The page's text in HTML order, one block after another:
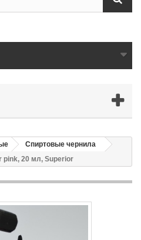
Спиртовые чернила
pink, 20 мл, Superior